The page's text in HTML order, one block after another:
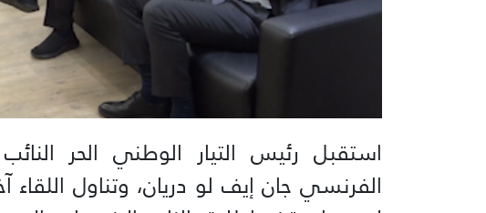
استقبل رئيس التيار الوطني الحر
الفرنسي جان إيف لو دريان، وتناول